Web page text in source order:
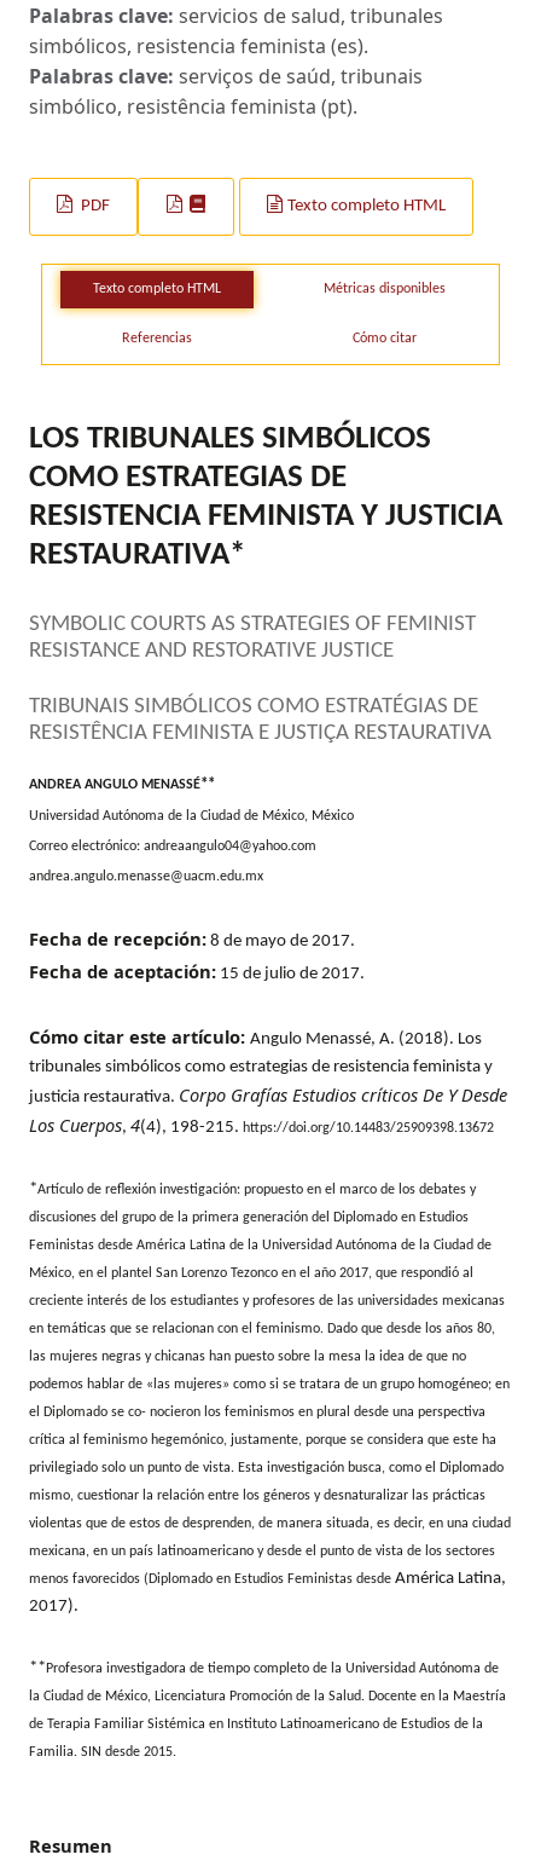
Palabras clave: servicios de salud, tribunales
simbólicos, resistencia feminista (es).
Palabras clave: serviços de saúd, tribunais
simbólico, resistência feminista (pt).
PDF Texto completo HTML
Texto completo HTML Métricas disponibles
Referencias Cómo citar
LOS TRIBUNALES SIMBÓLICOS
COMO ESTRATEGIAS DE
RESISTENCIA FEMINISTA Y JUSTICIA
RESTAURATIVA*
SYMBOLIC COURTS AS STRATEGIES OF FEMINIST
RESISTANCE AND RESTORATIVE JUSTICE
TRIBUNAIS SIMBÓLICOS COMO ESTRATÉGIAS DE
RESISTÊNCIA FEMINISTA E JUSTIÇA RESTAURATIVA
ANDREA ANGULO MENASSÉ**
Universidad Autónoma de la Ciudad de México, México
Correo electrónico: andreaangulo04@yahoo.com
andrea.angulo.menasse@uacm.edu.mx
Fecha de recepción: 8 de mayo de 2017.
Fecha de aceptación: 15 de julio de 2017.
Cómo citar este artículo: Angulo Menassé, A. (2018). Los
tribunales simbólicos como estrategias de resistencia feminista y
justicia restaurativa. Corpo Grafías Estudios críticos De Y Desde
Los Cuerpos, 4(4), 198-215. https://doi.org/10.14483/25909398.13672
*Artículo de reflexión investigación: propuesto en el marco de los debates y
discusiones del grupo de la primera generación del Diplomado en Estudios
Feministas desde América Latina de la Universidad Autónoma de la Ciudad de
México, en el plantel San Lorenzo Tezonco en el año 2017, que respondió al
creciente interés de los estudiantes y profesores de las universidades mexicanas
en temáticas que se relacionan con el feminismo. Dado que desde los años 80,
las mujeres negras y chicanas han puesto sobre la mesa la idea de que no
podemos hablar de «las mujeres» como si se tratara de un grupo homogéneo; en
el Diplomado se co- nocieron los feminismos en plural desde una perspectiva
crítica al feminismo hegemónico, justamente, porque se considera que este ha
privilegiado solo un punto de vista. Esta investigación busca, como el Diplomado
mismo, cuestionar la relación entre los géneros y desnaturalizar las prácticas
violentas que de estos de desprenden, de manera situada, es decir, en una ciudad
mexicana, en un país latinoamericano y desde el punto de vista de los sectores
menos favorecidos (Diplomado en Estudios Feministas desde América Latina,
2017).
**Profesora investigadora de tiempo completo de la Universidad Autónoma de
la Ciudad de México, Licenciatura Promoción de la Salud. Docente en la Maestría
de Terapia Familiar Sistémica en Instituto Latinoamericano de Estudios de la
Familia. SIN desde 2015.
Resumen